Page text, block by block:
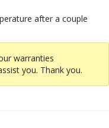
after a couple
warranties
you. Thank you.